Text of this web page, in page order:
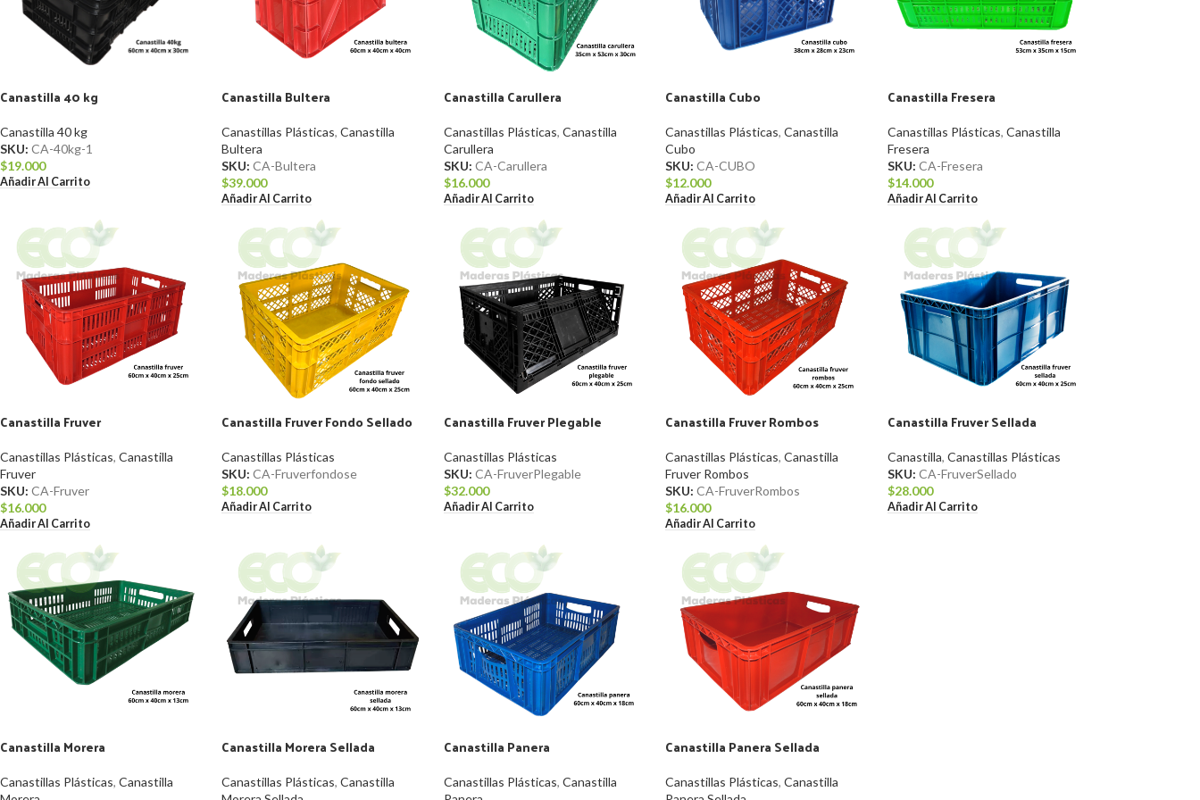
Canastilla 40 kg
Canastilla 40 kg
SKU: CA-40kg-1
$19.000
Añadir Al Carrito
Canastilla Bultera
Canastillas Plásticas, Canastilla
Bultera
SKU:CA-Bultera
$39.000
Añadir Al Carrito
Canastilla Carullera
Canastillas Plásticas, Canastilla
Carullera
SKU: CA-Carullera
$16.000
Añadir Al Carrito
Canastilla Cubo
Canastillas Plásticas, Canastilla
Cubo
SKU:CA-CUBO
$12.000
Añadir Al Carrito
Canastilla Fresera
Canastillas Plásticas, Canastilla
Fresera
SKU: CA-Fresera
$14.000
Añadir Al Carrito
Canastilla Fruver
Canastillas Plásticas, Canastilla
Fruver
SKU: CA-Fruver
$16.000
Añadir Al Carrito
Canastilla Fruver Fondo Sellado
Canastillas Plásticas
SKU:CA-Fruverfondose
$18.000
Añadir Al Carrito
Canastilla Fruver Plegable
Canastillas Plásticas
SKU: CA-FruverPlegable
$32.000
Añadir Al Carrito
Canastilla Fruver Rombos
Canastillas Plásticas, Canastilla
Fruver Rombos
SKU:CA-FruverRombos
$16.000
Añadir Al Carrito
Canastilla Fruver Sellada
Canastilla, Canastillas Plásticas
SKU: CA-FruverSellado
$28.000
Añadir Al Carrito
Canastilla Morera
Canastillas Plásticas, Canastilla
Canastilla Morera Sellada
Canastillas Plásticas, Canastilla
Canastilla Panera
Canastillas Plásticas, Canastilla
Canastilla Panera Sellada
Canastillas Plásticas, Canastilla